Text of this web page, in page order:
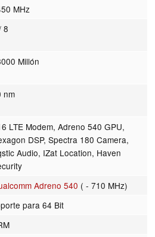
MHz
8
Millón
nm
LTE Modem, Adreno 540 GPU,
DSP, Spectra 180 Camera,
Audio, IZat Location, Haven
Adreno 540 ( - 710 MHz)
para 64 Bit